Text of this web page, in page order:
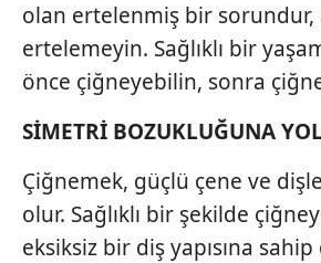
olan ertelenmiş bir sorundur,
ertelemeyin. Sağlıklı bir
önce çiğneyebilin, sonra
SİMETRİ BOZUKLUĞUNA
Çiğnemek, güçlü çene ve
olur. Sağlıklı bir şekilde
eksiksiz bir diş yapısına